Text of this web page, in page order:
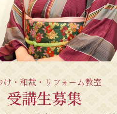
け・和裁・リフォーム教室
受講生募集